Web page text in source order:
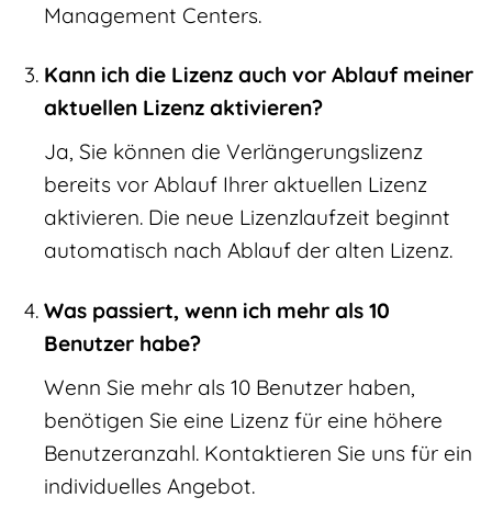
Management Centers.
Kann ich die Lizenz auch vor Ablauf meiner
aktuellen Lizenz aktivieren?
Ja, Sie können die Verlängerungslizenz
bereits vor Ablauf Ihrer aktuellen Lizenz
aktivieren. Die neue Lizenzlaufzeit beginnt
automatisch nach Ablauf der alten Lizenz.
Was passiert, wenn ich mehr als 10
Benutzer habe?
Wenn Sie mehr als 10 Benutzer haben,
benötigen Sie eine Lizenz für eine höhere
Benutzeranzahl. Kontaktieren Sie uns für ein
individuelles Angebot.